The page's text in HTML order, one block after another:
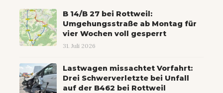
B 14/B 27 bei Rottweil:
Umgehungsstraße ab Montag für
vier Wochen voll gesperrt
31. Juli 2026
Lastwagen missachtet Vorfahrt:
Drei Schwerverletzte bei Unfall
auf der B462 bei Rottweil